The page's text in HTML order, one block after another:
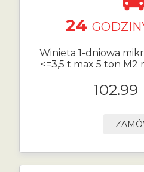
24
Winieta 1-dniowa
<=3,5 t max 5 ton M2
102.99